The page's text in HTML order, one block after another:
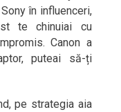
în influenceri,
te chinuiai cu
Canon a
puteai să-ți
pe strategia aia